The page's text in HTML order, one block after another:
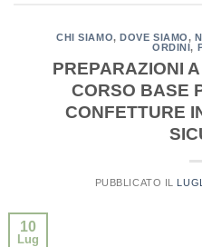
CHI SIAMO, DOVE SIAMO,
ORDINI,
PREPARAZIONI
CORSO BASE
CONFETTURE
PUBBLICATO IL
10
Lug